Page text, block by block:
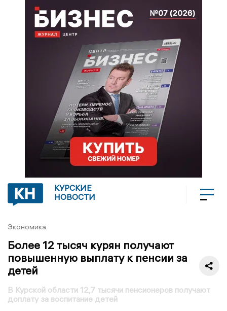
КУРСКИЕ
НОВОСТИ
Экономика
Более 12 тысяч курян получают
повышенную выплату к пенсии за
детей
В Курской области 12,7 тысячи пенсионеров получают
доплату за воспитание детей